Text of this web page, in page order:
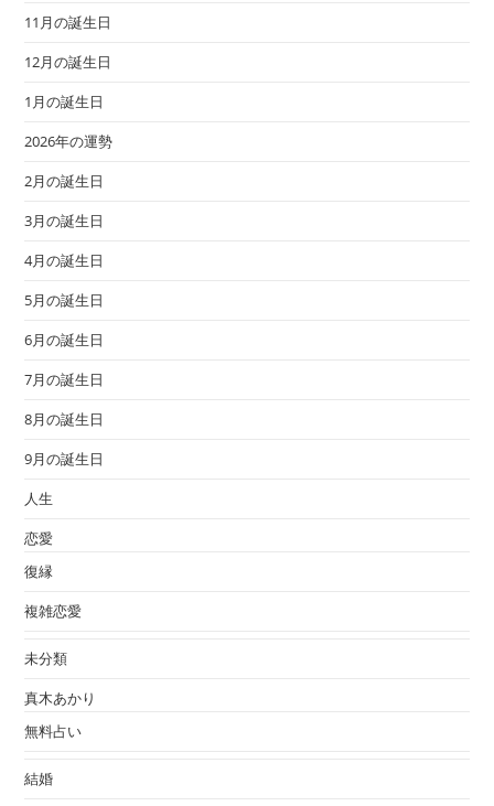
11月の誕生日
12月の誕生日
1月の誕生日
2026年の運勢
2月の誕生日
3月の誕生日
4月の誕生日
5月の誕生日
6月の誕生日
7月の誕生日
8月の誕生日
9月の誕生日
人生
恋愛
復縁
複雑恋愛
未分類
真木あかり
無料占い
結婚